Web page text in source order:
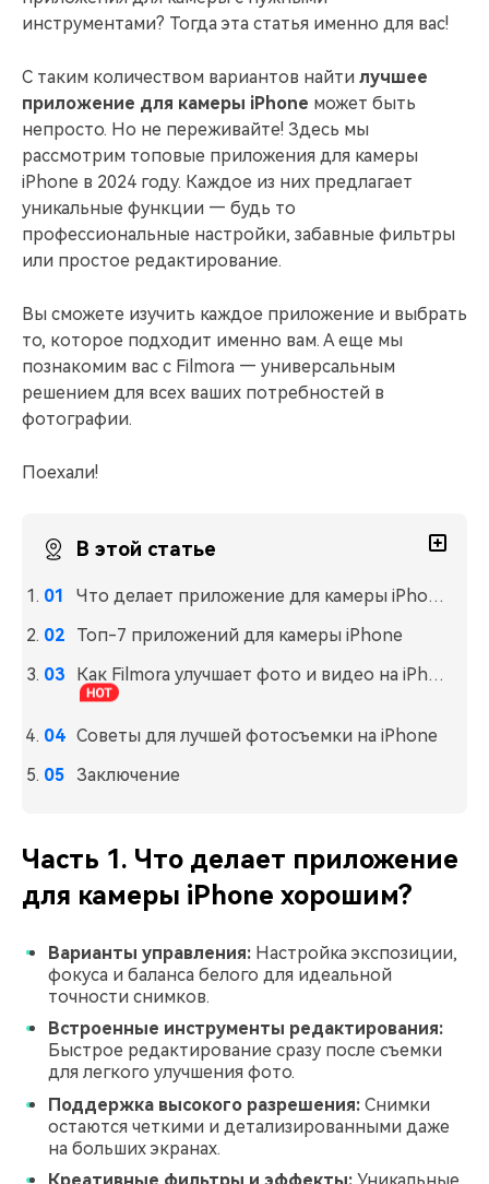
Самые популярные темы
видео на YouTube 2025
календарь
Спланируйте маркетинговую
кампанию для своих целей
Центр авторов
Вдохновляйтесь нашими
создателями контента
Специальные
эффекты"сделай
сам"
настоящий профессионал
Сообщество
Блог
Истории клиентов
Клиенты делятся своими
историями с Filmora
Партнёрская
программа
Партнёрство на уровне
корпоративного сектора
Поддержка
Приступая к работе
поиск
инструментами? Тогда эта статья именно для вас!
С таким количеством вариантов найти лучшее
приложение для камеры iPhone может быть
непросто. Но не переживайте! Здесь мы
рассмотрим топовые приложения для камеры
iPhone в 2024 году. Каждое из них предлагает
уникальные функции — будь то
профессиональные настройки, забавные фильтры
или простое редактирование.
Вы сможете изучить каждое приложение и выбрать
то, которое подходит именно вам. А еще мы
познакомим вас с Filmora — универсальным
решением для всех ваших потребностей в
фотографии.
Поехали!
В этой статье
Что делает приложение для камеры iPhone хорошим?
Топ-7 приложений для камеры iPhone
Как Filmora улучшает фото и видео на iPhone
Советы для лучшей фотосъемки на iPhone
Заключение
Часть 1. Что делает приложение
для камеры iPhone хорошим?
Варианты управления: Настройка экспозиции,
фокуса и баланса белого для идеальной
точности снимков.
Встроенные инструменты редактирования:
Быстрое редактирование сразу после съемки
для легкого улучшения фото.
Поддержка высокого разрешения: Снимки
остаются четкими и детализированными даже
на больших экранах.